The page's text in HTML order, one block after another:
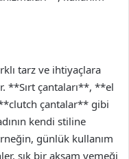
tarz ve ihtiyaçlara
**Sırt çantaları**, **el
çantalar** gibi
kendi stiline
günlük kullanım
şık bir akşam yemeği